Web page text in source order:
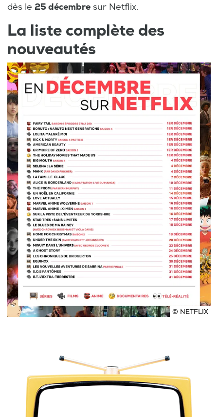
dès le 25 décembre sur Netflix.
La liste complète des
nouveautés
© NETFLIX